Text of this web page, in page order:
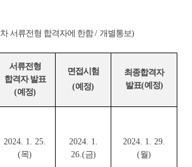
차 서류전형 합격자에 한함/ 개별통보)
서류전형
합격자 발표
(예정)
면접시험
(예정)
최종합격자
발표(예정)
2024. 1. 25.
(목)
2024. 1.
26.(금)
2024. 1. 29.
(월)